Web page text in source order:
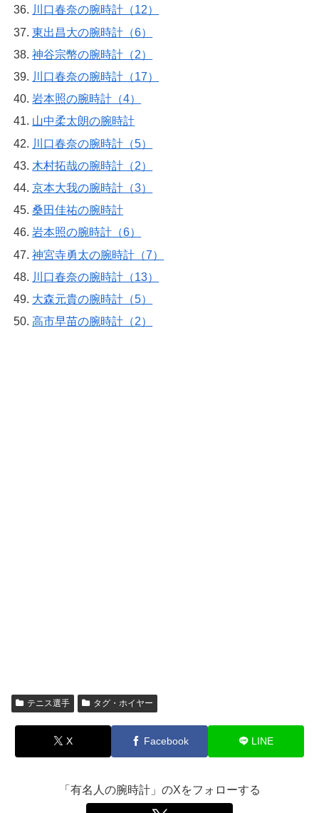
川口春奈の腕時計（12）
東出昌大の腕時計（6）
神谷宗幣の腕時計（2）
川口春奈の腕時計（17）
岩本照の腕時計（4）
山中柔太朗の腕時計
川口春奈の腕時計（5）
木村拓哉の腕時計（2）
京本大我の腕時計（3）
桑田佳祐の腕時計
岩本照の腕時計（6）
神宮寺勇太の腕時計（7）
川口春奈の腕時計（13）
大森元貴の腕時計（5）
高市早苗の腕時計（2）
テニス選手 タグ・ホイヤー
X Facebook LINE
「有名人の腕時計」のXをフォローする